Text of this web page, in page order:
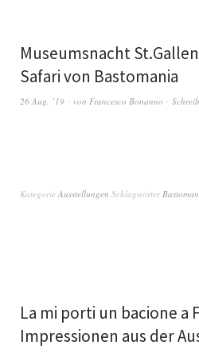
Museumsnacht
Safari von Bastomania
26 Aug. ’19 von Francesco Bonanno
Kategorie Ausstellungen Schlagwörter
La mi porti un bacione a
Impressionen aus der